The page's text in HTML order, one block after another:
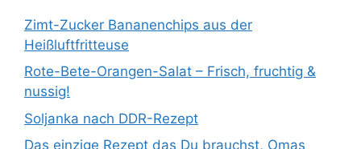
Zimt-Zucker Bananenchips aus der
Heißluftfritteuse
Rote-Bete-Orangen-Salat – Frisch, fruchtig &
nussig!
Soljanka nach DDR-Rezept
Das einzige Rezept das Du brauchst, Omas